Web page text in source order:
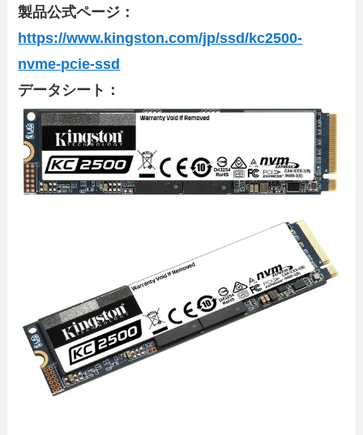
製品公式ページ：
https://www.kingston.com/jp/ssd/kc2500-
nvme-pcie-ssd
データシート：